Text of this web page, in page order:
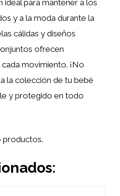
ideal para mantener a los
y a la moda durante la
cálidas y diseños
ofrecen
movimiento. ¡No
la colección de tu bebé
y protegido en todo
productos.